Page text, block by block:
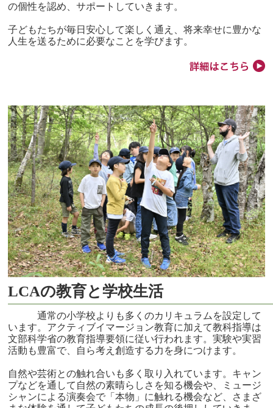
の個性を認め、サポートしていきます。
子どもたちが毎日安心して楽しく通え、将来幸せに豊かな
人生を送るために必要なことを学びます。
LCAの教育と学校生活
通常の小学校よりも多くのカリキュラムを設定して
います。アクティブイマージョン教育に加えて教科指導は
文部科学省の教育指導要領に従い行われます。実験や実習
活動も豊富で、自ら考え創造する力を身につけます。
自然や芸術との触れ合いも多く取り入れています。キャン
プなどを通して自然の素晴らしさを知る機会や、ミュージ
シャンによる演奏会で「本物」に触れる機会など、さまざ